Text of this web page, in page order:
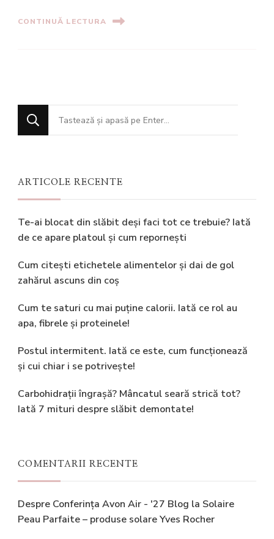
CONTINUĂ LECTURA
Cauți
ceva?
ARTICOLE RECENTE
Te-ai blocat din slăbit deși faci tot ce trebuie? Iată
de ce apare platoul și cum repornești
Cum citești etichetele alimentelor și dai de gol
zahărul ascuns din coș
Cum te saturi cu mai puține calorii. Iată ce rol au
apa, fibrele și proteinele!
Postul intermitent. Iată ce este, cum funcționează
și cui chiar i se potrivește!
Carbohidrații îngrașă? Mâncatul seară strică tot?
Iată 7 mituri despre slăbit demontate!
COMENTARII RECENTE
Despre Conferința Avon Air - '27 Blog la Solaire
Peau Parfaite – produse solare Yves Rocher